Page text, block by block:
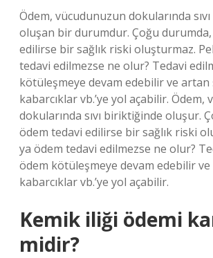
Ödem, vücudunuzun dokularında
oluşan bir durumdur. Çoğu
edilirse bir sağlık riski oluşturmaz.
tedavi edilmezse ne olur? Tedavi
kötüleşmeye devam edebilir ve artan
kabarcıklar vb.’ye yol açabilir. Ödem,
dokularında sıvı biriktiğinde oluşur.
ödem tedavi edilirse bir sağlık riski
ya ödem tedavi edilmezse ne olur?
ödem kötüleşmeye devam edebilir
kabarcıklar vb.’ye yol açabilir.
Kemik iliği ödemi
midir?